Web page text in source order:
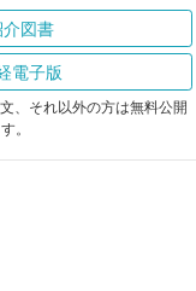
介図書
電子版
、それ以外の方は無料公開
。